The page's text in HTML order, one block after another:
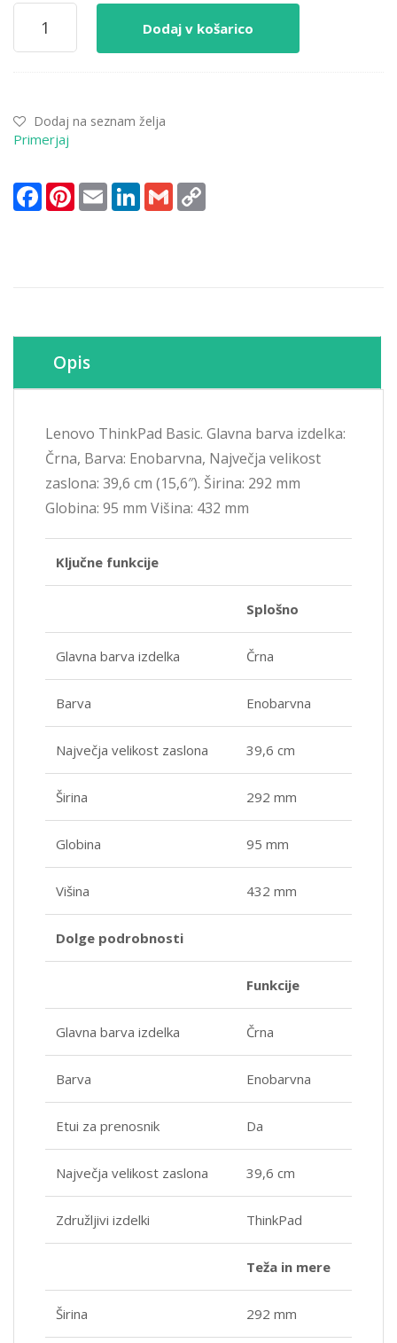
Nahrbtnik
notesnik
Lenovo
ThinkPad
(4X40K09936)
količina
Dodaj v košarico
Dodaj na seznam želja
Primerjaj
FacebookPinterest
Email LinkedInGmail
Opis
Lenovo ThinkPad Basic. Glavna barva izdelka:
Črna, Barva: Enobarvna, Največja velikost
zaslona: 39,6 cm (15,6″). Širina: 292 mm
Globina: 95 mm Višina: 432 mm
Ključne funkcije
Splošno
Glavna barva izdelka Črna
Barva Enobarvna
Največja velikost zaslona 39,6 cm
Širina 292 mm
Globina 95 mm
Višina 432 mm
Dolge podrobnosti
Funkcije
Glavna barva izdelka Črna
Barva Enobarvna
Etui za prenosnik Da
Največja velikost zaslona 39,6 cm
Združljivi izdelki ThinkPad
Teža in mere
Širina 292 mm